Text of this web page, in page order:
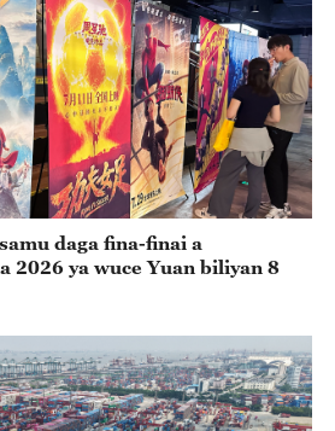
daga fina-finai a
2026 ya wuce Yuan biliyan 8